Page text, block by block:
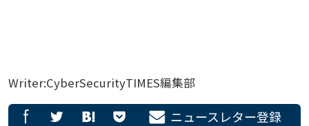
Writer:CyberSecurityTIMES編集部
ニュースレター登録